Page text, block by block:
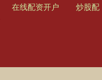
在线配资开户
炒股配